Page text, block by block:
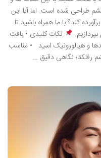
طراحی شده است. اما آیا این
کند؟ با ما همراه باشید تا
نکات کلیدی • بافت
و هیالورونیک اسید • مناسب
رفلکتا؛ نگاهی دقیق …